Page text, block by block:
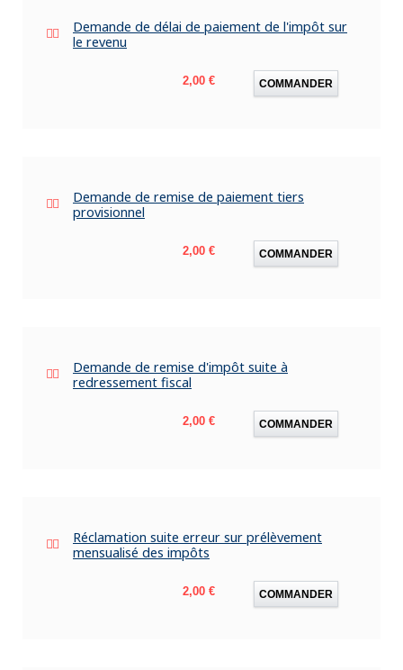
Demande de délai de paiement de l'impôt sur
le revenu
Prix
2,00 € COMMANDER
Demande de remise de paiement tiers
provisionnel
Prix
2,00 € COMMANDER
Demande de remise d'impôt suite à
redressement fiscal
Prix
2,00 € COMMANDER
Réclamation suite erreur sur prélèvement
mensualisé des impôts
Prix
2,00 € COMMANDER